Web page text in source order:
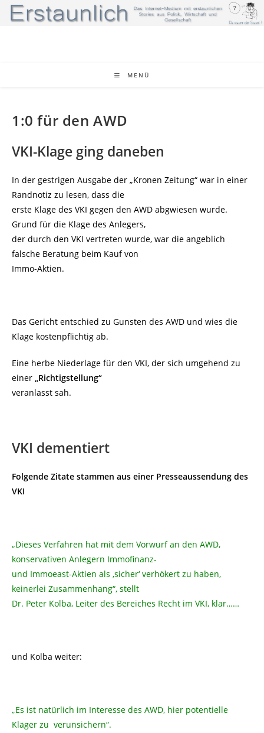
Zum
Inhalt
MENÜ
1:0 für den AWD
VKI-Klage ging daneben
In der gestrigen Ausgabe der „Kronen Zeitung“ war in einer
Randnotiz zu lesen, dass die
erste Klage des VKI gegen den AWD abgwiesen wurde.
Grund für die Klage des Anlegers,
der durch den VKI vertreten wurde, war die angeblich
falsche Beratung beim Kauf von
Immo-Aktien.
Das Gericht entschied zu Gunsten des AWD und wies die
Klage kostenpflichtig ab.
Eine herbe Niederlage für den VKI, der sich umgehend zu
einer „Richtigstellung“
veranlasst sah.
VKI dementiert
Folgende Zitate stammen aus einer Presseaussendung des
VKI
„Dieses Verfahren hat mit dem Vorwurf an den AWD,
konservativen Anlegern Immofinanz-
und Immoeast-Aktien als ,sicher‘ verhökert zu haben,
keinerlei Zusammenhang“, stellt
Dr. Peter Kolba, Leiter des Bereiches Recht im VKI, klar……
und Kolba weiter:
„Es ist natürlich im Interesse des AWD, hier potentielle
Kläger zu verunsichern“.